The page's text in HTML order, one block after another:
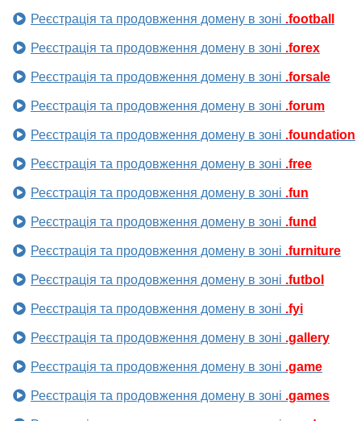
Реєстрація та продовження домену в зоні .football
Реєстрація та продовження домену в зоні .forex
Реєстрація та продовження домену в зоні .forsale
Реєстрація та продовження домену в зоні .forum
Реєстрація та продовження домену в зоні .foundation
Реєстрація та продовження домену в зоні .free
Реєстрація та продовження домену в зоні .fun
Реєстрація та продовження домену в зоні .fund
Реєстрація та продовження домену в зоні .furniture
Реєстрація та продовження домену в зоні .futbol
Реєстрація та продовження домену в зоні .fyi
Реєстрація та продовження домену в зоні .gallery
Реєстрація та продовження домену в зоні .game
Реєстрація та продовження домену в зоні .games